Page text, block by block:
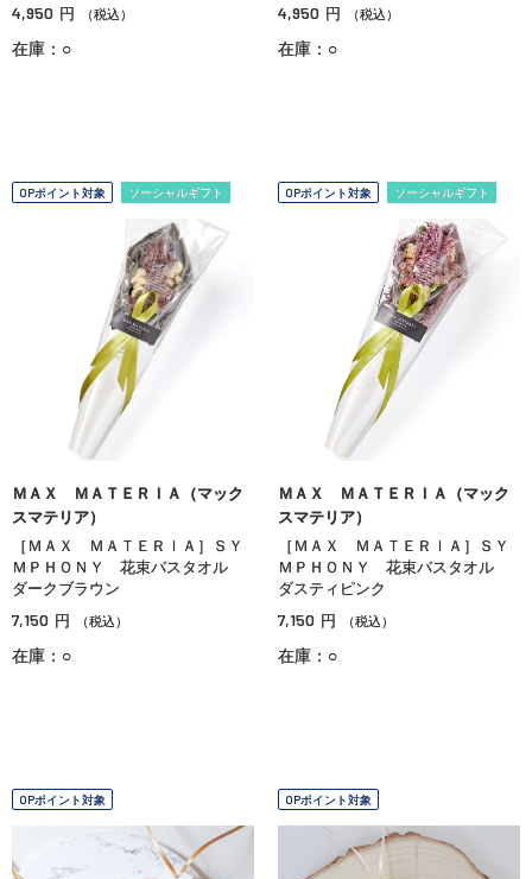
4,950 円 （税込）
在庫：○
4,950 円 （税込）
在庫：○
OPポイント対象 ソーシャルギフト
ＭＡＸ ＭＡＴＥＲＩＡ（マック
スマテリア）
［ＭＡＸ ＭＡＴＥＲＩＡ］ＳＹ
ＭＰＨＯＮＹ 花束バスタオル
ダークブラウン
7,150 円 （税込）
在庫：○
OPポイント対象 ソーシャルギフト
ＭＡＸ ＭＡＴＥＲＩＡ（マック
スマテリア）
［ＭＡＸ ＭＡＴＥＲＩＡ］ＳＹ
ＭＰＨＯＮＹ 花束バスタオル
ダスティピンク
7,150 円 （税込）
在庫：○
OPポイント対象 OPポイント対象